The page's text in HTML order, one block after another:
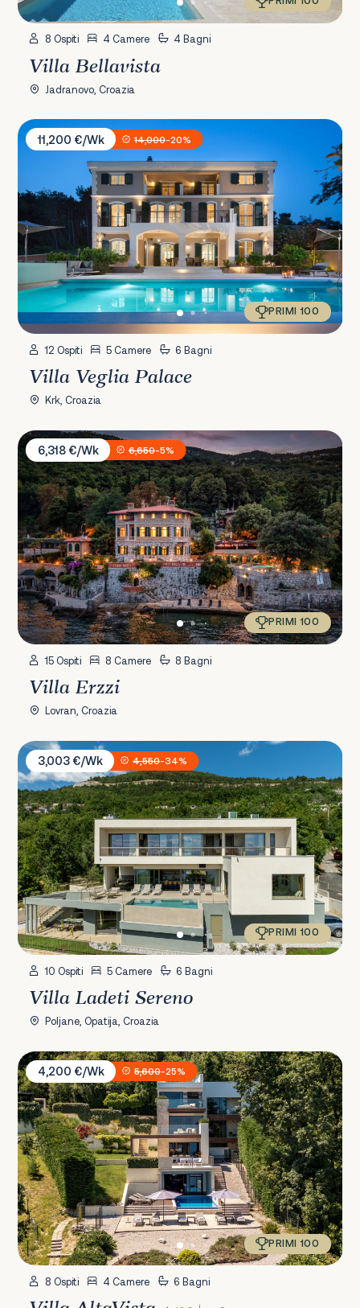
8 Ospiti 4 Camere 4 Bagni
Villa Bellavista
Jadranovo, Croazia
Villa Veglia Palace
11,200 €/Wk
14,000-20%
PRIMI 100
12 Ospiti 5 Camere 6 Bagni
Villa Veglia Palace
Krk, Croazia
Villa Erzzi
6,318 €/Wk
6,650-5%
PRIMI 100
15 Ospiti 8 Camere 8 Bagni
Villa Erzzi
Lovran, Croazia
Villa Ladeti Sereno
3,003 €/Wk
4,550-34%
PRIMI 100
10 Ospiti 5 Camere 6 Bagni
Villa Ladeti Sereno
Poljane, Opatija, Croazia
Villa AltaVista
4,200 €/Wk
5,600-25%
PRIMI 100
8 Ospiti 4 Camere 6 Bagni